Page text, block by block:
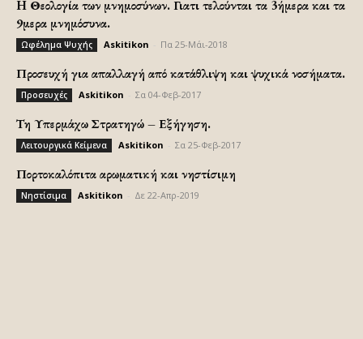
H Θεολογία των μνημοσύνων. Γιατι τελούνται τα 3ήμερα και τα
9μερα μνημόσυνα.
Ωφέλημα Ψυχής Askitikon Πα 25-Μάι-2018
Προσευχή για απαλλαγή από κατάθλιψη και ψυχικά νοσήματα.
Προσευχές Askitikon Σα 04-Φεβ-2017
Τη Υπερμάχω Στρατηγώ – Εξήγηση.
Λειτουργικά Κείμενα Askitikon Σα 25-Φεβ-2017
Πορτοκαλόπιτα αρωματική και νηστίσιμη
Νηστίσιμα Askitikon Δε 22-Απρ-2019